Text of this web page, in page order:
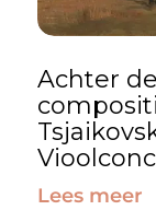
Achter de
Lees meer